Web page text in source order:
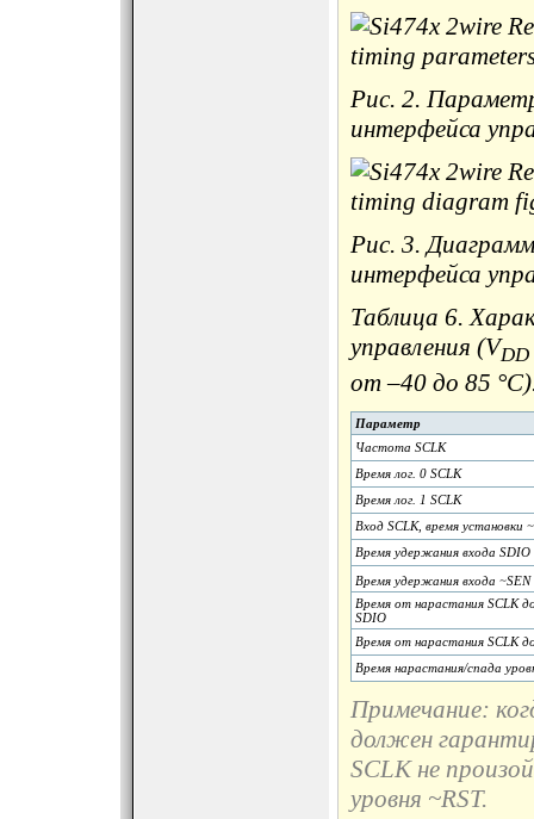
Рис. 2.
интерфейса
Рис. 3.
интерфейса
Таблица 6.
управления (VDD
от –40 до 85
Параметр
Частота SCLK
Время лог. 0 SCLK
Время лог. 1 SCLK
Вход SCLK, время установки
Время удержания входа SDIO
Время удержания входа ~SEN
Время от нарастания SCLK
SDIO
Время от нарастания SCLK
Время нарастания/спада
Примечание:
должен
SCLK не
уровня ~RST.